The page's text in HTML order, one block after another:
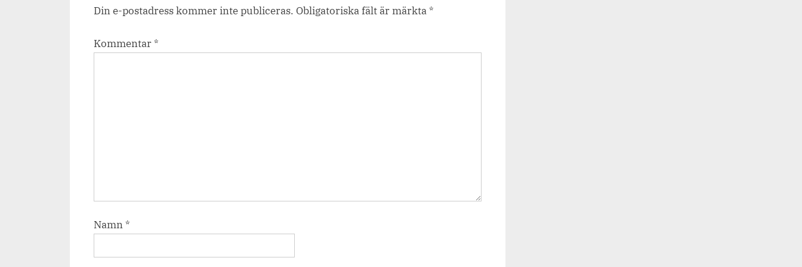
Din e-postadress kommer inte publiceras. Obligatoriska fält är märkta*
Kommentar*
Namn*